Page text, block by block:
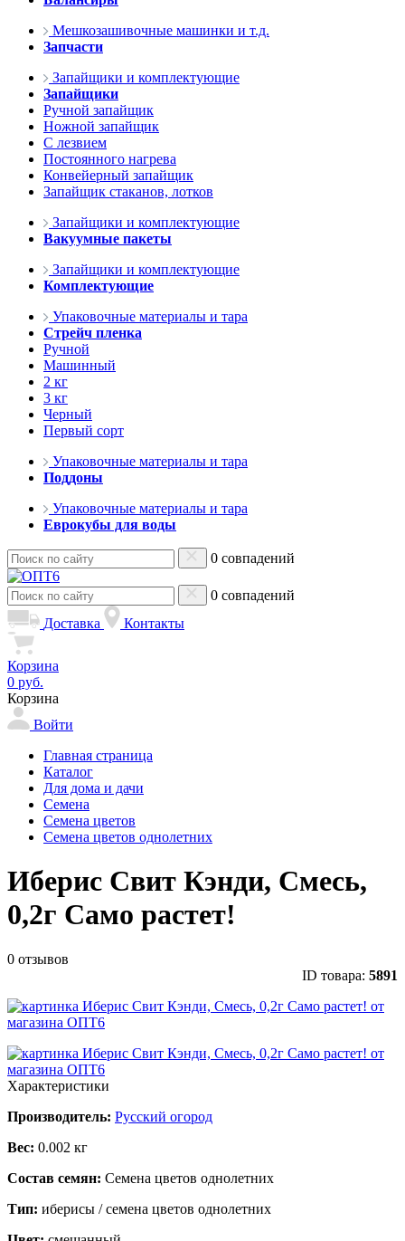
Мешкозашивочные машинки и т.д.
Запчасти
Запайщики и комплектующие
Запайщики
Ручной запайщик
Ножной запайщик
С лезвием
Постоянного нагрева
Конвейерный запайщик
Запайщик стаканов, лотков
Запайщики и комплектующие
Вакуумные пакеты
Запайщики и комплектующие
Комплектующие
Упаковочные материалы и тара
Стрейч пленка
Ручной
Машинный
2 кг
3 кг
Черный
Первый сорт
Упаковочные материалы и тара
Поддоны
Упаковочные материалы и тара
Еврокубы для воды
0 совпадений
0 совпадений
Доставка
Контакты
Корзина
0 руб.
Корзина
Войти
Главная страница
Каталог
Для дома и дачи
Семена
Семена цветов
Семена цветов однолетних
Иберис Свит Кэнди, Смесь,
0,2г Само растет!
0 отзывов
ID товара: 5891
Характеристики
Производитель: Русский огород
Вес: 0.002 кг
Состав семян: Семена цветов однолетних
Тип: иберисы / семена цветов однолетних